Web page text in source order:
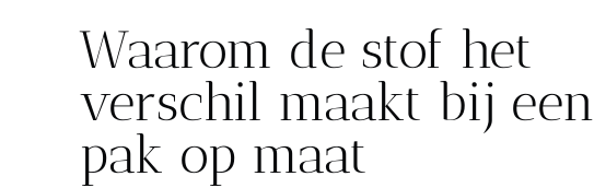
Waarom de stof het
verschil maakt bij een
pak op maat